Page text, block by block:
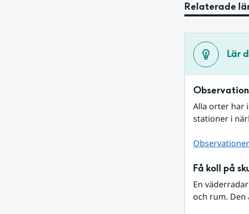
Relaterade
Lär
Alla orter har
stationer i
Få koll på
En
och rum.